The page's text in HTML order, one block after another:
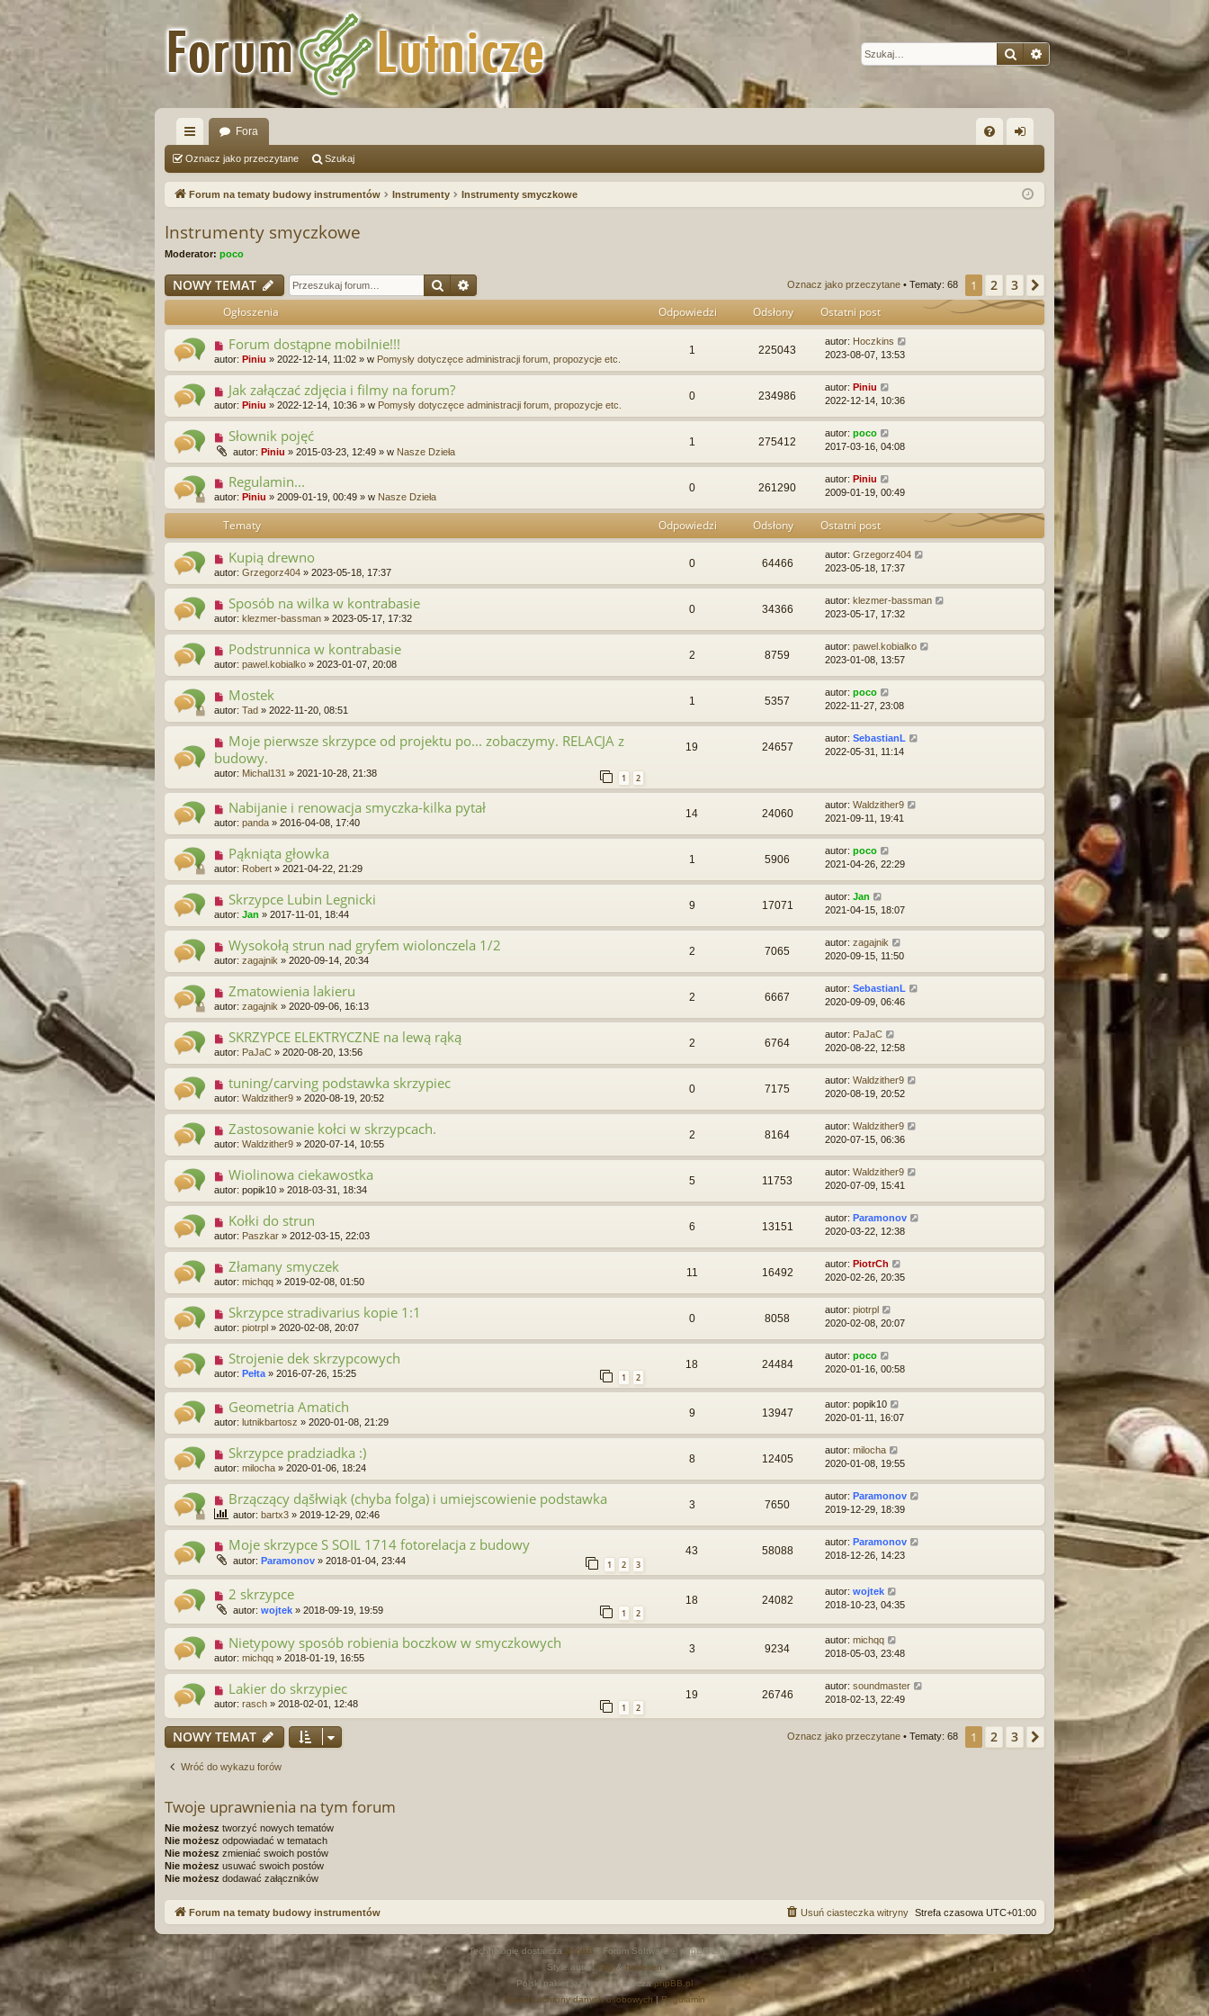
SzukajWyszukiwanie
ię
ce
…
Fora
Q og
Oznacz jako przeczytane Szukaj
Forum na tematy budowy instrumentów Instrumenty Instrumenty smyczkowe
Instrumenty smyczkowe
Moderator: poco
NOWY TEMAT Szukaj Oznacz jako przeczytane • Tematy: 68 1 2 3 Następna
Ogłoszenia Odpowiedzi Odsłony Ostatni post
Forum dostąpne mobilnie!!!
autor: Piniu » 2022-12-14, 11:02 » w Pomysły dotyczęce administracji forum, propozycje etc.
1 225043
autor: Hoczkins
2023-08-07, 13:53
Jak załączać zdjęcia i filmy na forum?
autor: Piniu » 2022-12-14, 10:36 » w Pomysły dotyczęce administracji forum, propozycje etc.
0 234986
autor: Piniu
2022-12-14, 10:36
Słownik pojęć
autor: Piniu » 2015-03-23, 12:49 » w Nasze Dzieła
1 275412
autor: poco
2017-03-16, 04:08
Regulamin...
autor: Piniu » 2009-01-19, 00:49 » w Nasze Dzieła
0 261290
autor: Piniu
2009-01-19, 00:49
Tematy Odpowiedzi Odsłony Ostatni post
Kupią drewno
autor: Grzegorz404 » 2023-05-18, 17:37
0 64466
autor: Grzegorz404
2023-05-18, 17:37
Sposób na wilka w kontrabasie
autor: klezmer-bassman » 2023-05-17, 17:32
0 34366
autor: klezmer-bassman
2023-05-17, 17:32
Podstrunnica w kontrabasie
autor: pawel.kobialko » 2023-01-07, 20:08
2 8759
autor: pawel.kobialko
2023-01-08, 13:57
Mostek
autor: Tad » 2022-11-20, 08:51
1 5357
autor: poco
2022-11-27, 23:08
Moje pierwsze skrzypce od projektu po... zobaczymy. RELACJA z
budowy.
autor: Michal131 » 2021-10-28, 21:38 1 2
19 24657
autor: SebastianL
2022-05-31, 11:14
Nabijanie i renowacja smyczka-kilka pytał
autor: panda » 2016-04-08, 17:40
14 24060
autor: Waldzither9
2021-09-11, 19:41
Pąkniąta głowka
autor: Robert » 2021-04-22, 21:29
1 5906
autor: poco
2021-04-26, 22:29
Skrzypce Lubin Legnicki
autor: Jan » 2017-11-01, 18:44
9 17071
autor: Jan
2021-04-15, 18:07
Wysokołą strun nad gryfem wiolonczela 1/2
autor: zagajnik » 2020-09-14, 20:34
2 7065
autor: zagajnik
2020-09-15, 11:50
Zmatowienia lakieru
autor: zagajnik » 2020-09-06, 16:13
2 6667
autor: SebastianL
2020-09-09, 06:46
SKRZYPCE ELEKTRYCZNE na lewą rąką
autor: PaJaC » 2020-08-20, 13:56
2 6764
autor: PaJaC
2020-08-22, 12:58
tuning/carving podstawka skrzypiec
autor: Waldzither9 » 2020-08-19, 20:52
0 7175
autor: Waldzither9
2020-08-19, 20:52
Zastosowanie kołci w skrzypcach.
autor: Waldzither9 » 2020-07-14, 10:55
2 8164
autor: Waldzither9
2020-07-15, 06:36
Wiolinowa ciekawostka
autor: popik10 » 2018-03-31, 18:34
5 11753
autor: Waldzither9
2020-07-09, 15:41
Kołki do strun
autor: Paszkar » 2012-03-15, 22:03
6 13151
autor: Paramonov
2020-03-22, 12:38
Złamany smyczek
autor: michqq » 2019-02-08, 01:50
11 16492
autor: PiotrCh
2020-02-26, 20:35
Skrzypce stradivarius kopie 1:1
autor: piotrpl » 2020-02-08, 20:07
0 8058
autor: piotrpl
2020-02-08, 20:07
Strojenie dek skrzypcowych
autor: Pełta » 2016-07-26, 15:25 1 2
18 24484
autor: poco
2020-01-16, 00:58
Geometria Amatich
autor: lutnikbartosz » 2020-01-08, 21:29
9 13947
autor: popik10
2020-01-11, 16:07
Skrzypce pradziadka :)
autor: milocha » 2020-01-06, 18:24
8 12405
autor: milocha
2020-01-08, 19:55
Brzączący dąšłwiąk (chyba folga) i umiejscowienie podstawka
autor: bartx3 » 2019-12-29, 02:46
3 7650
autor: Paramonov
2019-12-29, 18:39
Moje skrzypce S SOIL 1714 fotorelacja z budowy
autor: Paramonov » 2018-01-04, 23:44 1 2 3
43 58088
autor: Paramonov
2018-12-26, 14:23
2 skrzypce
autor: wojtek » 2018-09-19, 19:59 1 2
18 24082
autor: wojtek
2018-10-23, 04:35
Nietypowy sposób robienia boczkow w smyczkowych
autor: michqq » 2018-01-19, 16:55
3 9234
autor: michqq
2018-05-03, 23:48
Lakier do skrzypiec
autor: rasch » 2018-02-01, 12:48 1 2
19 26746
autor: soundmaster
2018-02-13, 22:49
NOWY TEMAT Oznacz jako przeczytane • Tematy: 68 1 2 3 Następna
Wróć do wykazu forów
Twoje uprawnienia na tym forum
Nie możesz tworzyć nowych tematów
Nie możesz odpowiadać w tematach
Nie możesz zmieniać swoich postów
Nie możesz usuwać swoich postów
Nie możesz dodawać załączników
Forum na tematy budowy instrumentów Strefa czasowa UTC+01:00
Usuń ciasteczka witryny
Technologię dostarcza phpBB® Forum Software © phpBB Limited
Style autor: Arty& halilesen
Polski pakiet językowy dostarczaphpBB.pl
Zasady ochrony danych osobowych |Regulamin